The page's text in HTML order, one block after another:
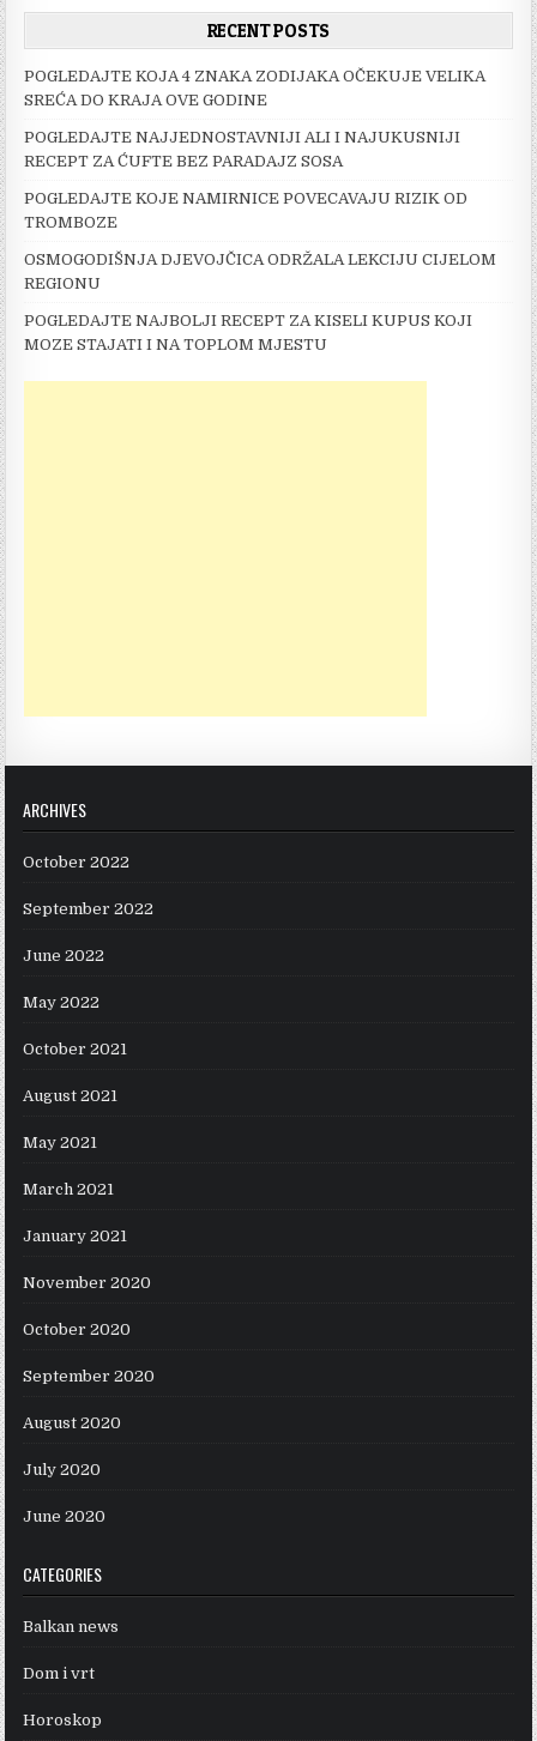
RECENT POSTS
POGLEDAJTE KOJA 4 ZNAKA ZODIJAKA OČEKUJE VELIKA
SREĆA DO KRAJA OVE GODINE
POGLEDAJTE NAJJEDNOSTAVNIJI ALI I NAJUKUSNIJI
RECEPT ZA ĆUFTE BEZ PARADAJZ SOSA
POGLEDAJTE KOJE NAMIRNICE POVECAVAJU RIZIK OD
TROMBOZE
OSMOGODIŠNJA DJEVOJČICA ODRŽALA LEKCIJU CIJELOM
REGIONU
POGLEDAJTE NAJBOLJI RECEPT ZA KISELI KUPUS KOJI
MOZE STAJATI I NA TOPLOM MJESTU
ARCHIVES
October 2022
September 2022
June 2022
May 2022
October 2021
August 2021
May 2021
March 2021
January 2021
November 2020
October 2020
September 2020
August 2020
July 2020
June 2020
CATEGORIES
Balkan news
Dom i vrt
Horoskop